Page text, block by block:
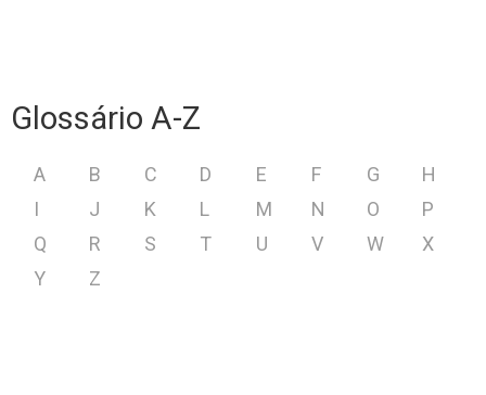
Glossário A-Z
A B C D E F G
H
I
J K L M N O
P
Q
R S T U V W
X
Y
Z